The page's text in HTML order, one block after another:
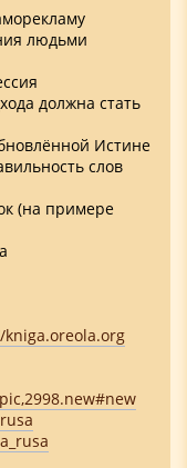
людьми
должна стать
Истине
слов
(на примере